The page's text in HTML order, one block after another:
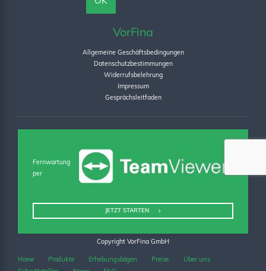
VorFina
Allgemeine Geschäftsbedingungen
Datenschutzbestimmungen
Widerrufsbelehrung
Impressum
Gesprächsleitfaden
Fernwartung
per
JETZT STARTEN
Copyright VorFina GmbH
Home Produkte Erhebungsbögen Preise
Über uns